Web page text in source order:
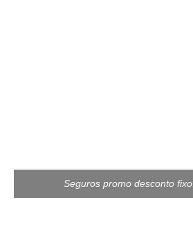
Seguros promo desconto fixo